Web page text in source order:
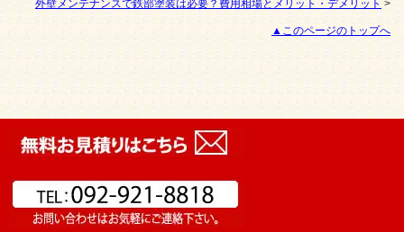
外壁メンテナンスで鉄部塗装は必要？費用相場とメリット・デメリット >
▲このページのトップへ